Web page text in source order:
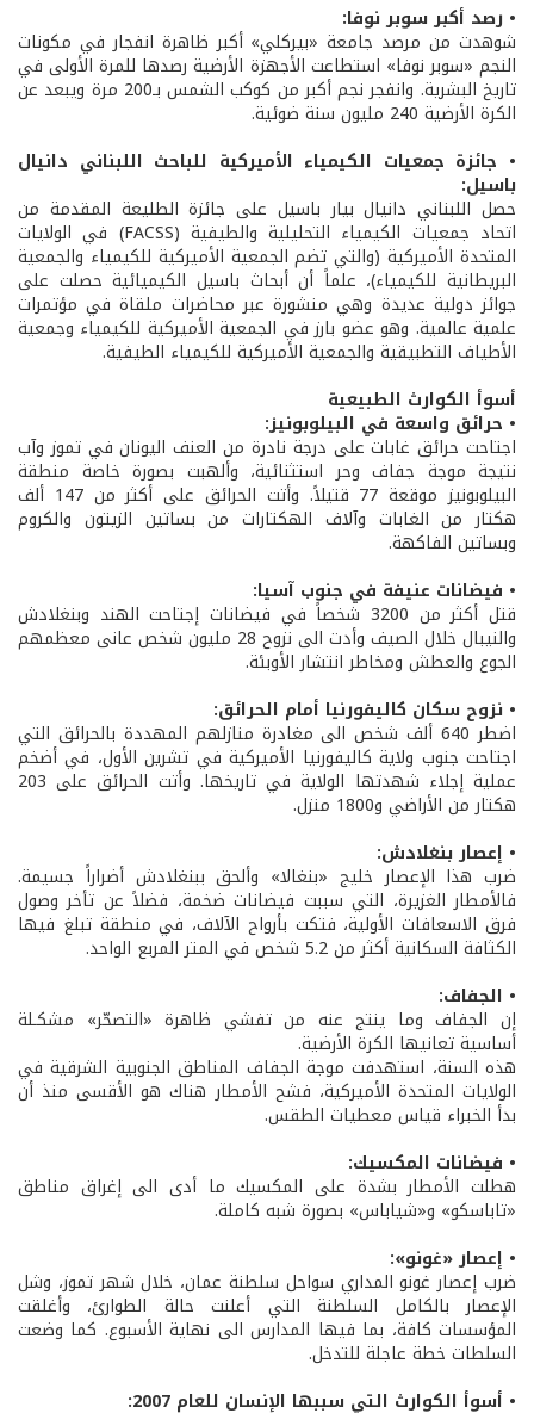
• رصد أكبر سوبر نوفا:
شوهدت من مرصد جامعة «بيركلي» أكبر ظاهرة انفجار في مكونات
النجم «سوبر نوفا» استطاعت الأجهزة الأرضية رصدها للمرة الأولى في
تاريخ البشرية. وانفجر نجم أكبر من كوكب الشمس بـ200 مرة ويبعد عن
الكرة الأرضية 240 مليون سنة ضوئية.
• جائزة جمعيات الكيمياء الأميركية للباحث اللبناني دانيال
باسيل:
حصل اللبناني دانيال بيار باسيل على جائزة الطليعة المقدمة من
اتحاد جمعيات الكيمياء التحليلية والطيفية (FACSS) في الولايات
المتحدة الأميركية (والتي تضم الجمعية الأميركية للكيمياء والجمعية
البريطانية للكيمياء)، علماً أن أبحاث باسيل الكيميائية حصلت على
جوائز دولية عديدة وهي منشورة عبر محاضرات ملقاة في مؤتمرات
علمية عالمية. وهو عضو بارز في الجمعية الأميركية للكيمياء وجمعية
الأطياف التطبيقية والجمعية الأميركية للكيمياء الطيفية.
أسوأ الكوارث الطبيعية
• حرائق واسعة في البيلوبونيز:
اجتاحت حرائق غابات على درجة نادرة من العنف اليونان في تموز وآب
نتيجة موجة جفاف وحر استثنائية، وألهبت بصورة خاصة منطقة
البيلوبونيز موقعة 77 قتيلاً. وأتت الحرائق على أكثر من 147 ألف
هكتار من الغابات وآلاف الهكتارات من بساتين الزيتون والكروم
وبساتين الفاكهة.
• فيضانات عنيفة في جنوب آسيا:
قتل أكثر من 3200 شخصاً في فيضانات إجتاحت الهند وبنغلادش
والنيبال خلال الصيف وأدت الى نزوح 28 مليون شخص عانى معظمهم
الجوع والعطش ومخاطر انتشار الأوبئة.
• نزوح سكان كاليفورنيا أمام الحرائق:
اضطر 640 ألف شخص الى مغادرة منازلهم المهددة بالحرائق التي
اجتاحت جنوب ولاية كاليفورنيا الأميركية في تشرين الأول، في أضخم
عملية إجلاء شهدتها الولاية في تاريخها. وأتت الحرائق على 203
هكتار من الأراضي و1800 منزل.
• إعصار بنغلادش:
ضرب هذا الإعصار خليج «بنغالا» وألحق ببنغلادش أضراراً جسيمة.
فالأمطار الغزيرة، التي سببت فيضانات ضخمة، فضلاً عن تأخر وصول
فرق الاسعافات الأولية، فتكت بأرواح الآلاف، في منطقة تبلغ فيها
الكثافة السكانية أكثر من 5.2 شخص في المتر المربع الواحد.
• الجفاف:
إن الجفاف وما ينتج عنه من تفشي ظاهرة «التصحّر» مشكـلة
أساسية تعانيها الكرة الأرضية.
هذه السنة، استهدفت موجة الجفاف المناطق الجنوبية الشرقية في
الولايات المتحدة الأميركية، فشح الأمطار هناك هو الأقسى منذ أن
بدأ الخبراء قياس معطيات الطقس.
• فيضانات المكسيك:
هطلت الأمطار بشدة على المكسيك ما أدى الى إغراق مناطق
«تاباسكو» و«شياباس» بصورة شبه كاملة.
• إعصار «غونو»:
ضرب إعصار غونو المداري سواحل سلطنة عمان، خلال شهر تموز، وشل
الإعصار بالكامل السلطنة التي أعلنت حالة الطوارئ، وأغلقت
المؤسسات كافة، بما فيها المدارس الى نهاية الأسبوع. كما وضعت
السلطات خطة عاجلة للتدخل.
• أسوأ الكوارث التي سببها الإنسان للعام 2007: